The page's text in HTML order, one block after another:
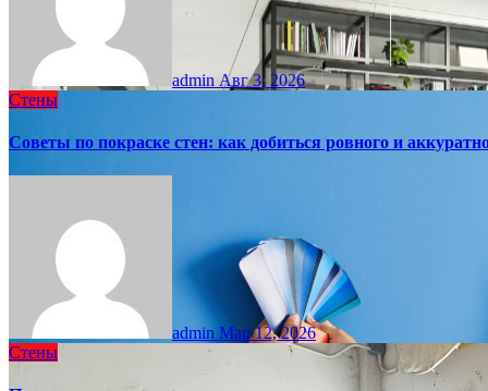
admin Авг 3, 2026
Стены
Советы по покраске стен: как добиться ровного и
admin Мар 12, 2026
Стены